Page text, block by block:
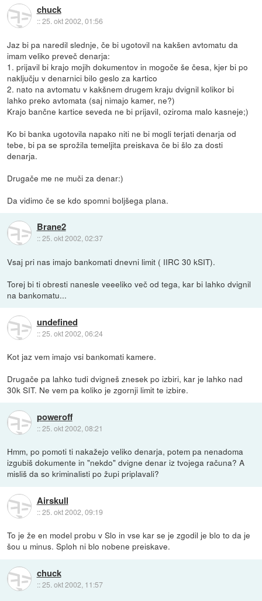
chuck
::25. okt 2002, 01:56
Jaz bi pa naredil slednje, če bi ugotovil na kakšen avtomatu da
imam veliko preveč denarja:
1. prijavil bi krajo mojih dokumentov in mogoče še česa, kjer bi po
naključju v denarnici bilo geslo za kartico
2. nato na avtomatu v kakšnem drugem kraju dvignil kolikor bi
lahko preko avtomata (saj nimajo kamer, ne?)
Krajo bančne kartice seveda ne bi prijavil, oziroma malo kasneje;)
Ko bi banka ugotovila napako niti ne bi mogli terjati denarja od
tebe, bi pa se sprožila temeljita preiskava če bi šlo za dosti
denarja.
Drugače me ne muči za denar:)
Da vidimo če se kdo spomni boljšega plana.
Brane2
::25. okt 2002, 02:37
Vsaj pri nas imajo bankomati dnevni limit ( IIRC 30 kSIT).
Torej bi ti obresti nanesle veeeliko več od tega, kar bi lahko dvignil
na bankomatu...
undefined
::25. okt 2002, 06:24
Kot jaz vem imajo vsi bankomati kamere.
Drugače pa lahko tudi dvigneš znesek po izbiri, kar je lahko nad
30k SIT. Ne vem pa koliko je zgornji limit te izbire.
poweroff
::25. okt 2002, 08:21
Hmm, po pomoti ti nakažejo veliko denarja, potem pa nenadoma
izgubiš dokumente in "nekdo" dvigne denar iz tvojega računa? A
misliš da so kriminalisti po župi priplavali?
Airskull
::25. okt 2002, 09:19
To je že en model probu v Slo in vse kar se je zgodil je blo to da je
šou u minus. Sploh ni blo nobene preiskave.
chuck
::25. okt 2002, 11:57